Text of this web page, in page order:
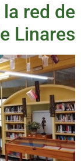
red de
Linares